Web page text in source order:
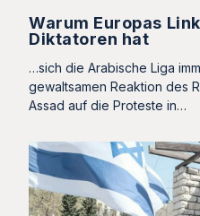
Warum Europas
Diktatoren hat
…sich die Arabische Liga
gewaltsamen Reaktion des
Assad auf die Proteste in…